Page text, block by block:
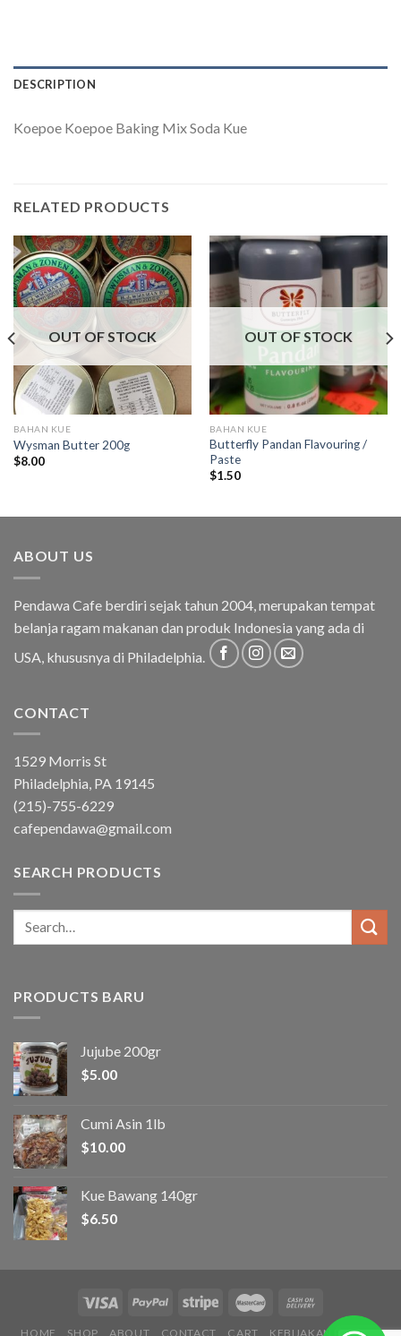
DESCRIPTION
Koepoe Koepoe Baking Mix Soda Kue
RELATED PRODUCTS
OUT OF STOCK
BAHAN KUE
Wysman Butter 200g
$8.00
OUT OF STOCK
BAHAN KUE
Butterfly Pandan Flavouring /
Paste
$1.50
ABOUT US
Pendawa Cafe berdiri sejak tahun 2004, merupakan tempat
belanja ragam makanan dan produk Indonesia yang ada di
USA, khususnya di Philadelphia.
CONTACT
1529 Morris St
Philadelphia, PA 19145
(215)-755-6229
cafependawa@gmail.com
SEARCH PRODUCTS
Search
PRODUCTS BARU
Jujube 200gr
$5.00
Cumi Asin 1lb
$10.00
Kue Bawang 140gr
$6.50
HOME SHOP ABOUT CONTACT CART KEBIJAKAN PRIVASI